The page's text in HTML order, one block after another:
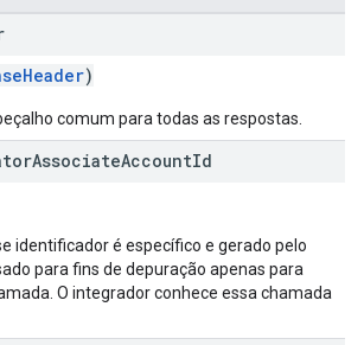
)
comum para todas as respostas.
AssociateAccountId
identificador é específico e gerado pelo
para fins de depuração apenas para
O integrador conhece essa chamada